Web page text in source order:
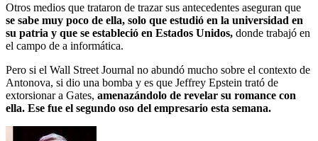
Otros medios que trataron de trazar sus antecedentes aseguran que
se sabe muy poco de ella, solo que estudió en la universidad en
su patria y que se estableció en Estados Unidos, donde trabajó en
el campo de a informática.
Pero si el Wall Street Journal no abundó mucho sobre el contexto de
Antonova, si dio una bomba y es que Jeffrey Epstein trató de
extorsionar a Gates, amenazándolo de revelar su romance con
ella. Ese fue el segundo oso del empresario esta semana.